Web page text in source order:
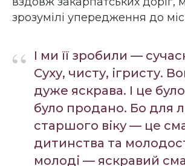
зрозумілі упередження до
“
І ми її зробили —
Суху, чисту, ігристу.
дуже яскрава. І це
було продано. Бо для
старшого віку — це
дитинства та
молоді — яскравий